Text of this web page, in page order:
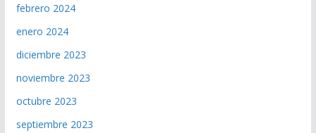
febrero 2024
enero 2024
diciembre 2023
noviembre 2023
octubre 2023
septiembre 2023